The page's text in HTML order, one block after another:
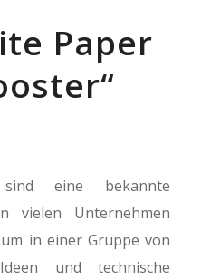
Paper
sind eine bekannte
vielen Unternehmen
in einer Gruppe von
und technische